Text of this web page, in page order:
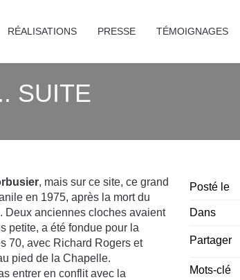
RÉALISATIONS PRESSE TÉMOIGNAGES
SUITE
, mais sur ce site, ce grand
en 1975, après la mort du
Deux anciennes cloches avaient
petite, a été fondue pour la
70, avec Richard Rogers et
pied de la Chapelle.
entrer en conflit avec la
Posté le
Dans
Partager
Mots-clé